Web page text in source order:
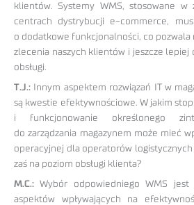
klientów. Systemy WMS, stosowane w
centrach dystrybucji e-commerce,
o dodatkowe funkcjonalności, co pozwala
zlecenia naszych klientów i jeszcze lepiej
obsługi.
T.J.: Innym aspektem rozwiązań IT w
są kwestie efektywnościowe. W jakim
i funkcjonowanie określonego
do zarządzania magazynem może mieć
operacyjnej dla operatorów
zaś na poziom obsługi klienta?
M.C.: Wybór odpowiedniego WMS jest
aspektów wpływających na